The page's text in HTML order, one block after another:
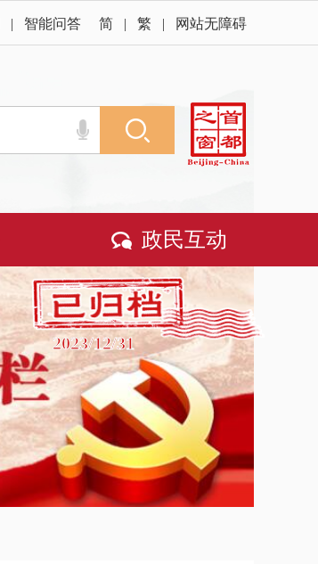
| 智能问答 简 | 繁 | 网站无障碍
政民互动
2023/12/31